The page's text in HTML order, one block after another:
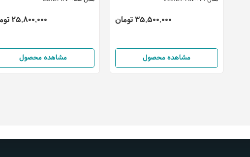
25,800,000 تومان
مشاهده محصول
35,500,000 تومان
مشاهده محصول